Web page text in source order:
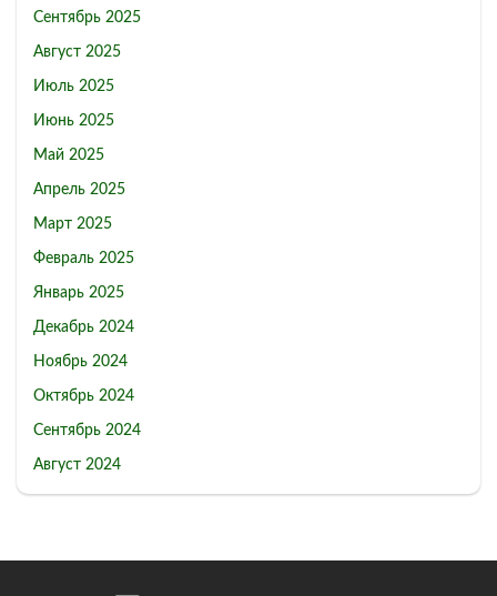
Сентябрь 2025
Август 2025
Июль 2025
Июнь 2025
Май 2025
Апрель 2025
Март 2025
Февраль 2025
Январь 2025
Декабрь 2024
Ноябрь 2024
Октябрь 2024
Сентябрь 2024
Август 2024